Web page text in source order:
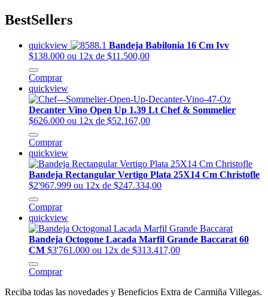
BestSellers
quickview
Bandeja Babilonia 16 Cm Ivv
$138.000 ou 12x de $11.500,00
Comprar
quickview
Decanter Vino Open Up 1.39 Lt Chef & Sommelier
$626.000 ou 12x de $52.167,00
Comprar
quickview
Bandeja Rectangular Vertigo Plata 25X14 Cm Christofle
$2'967.999 ou 12x de $247.334,00
Comprar
quickview
Bandeja Octogone Lacada Marfil Grande Baccarat 60
CM $3'761.000 ou 12x de $313.417,00
Comprar
Reciba todas las novedades y Beneficios Extra de Carmiña Villegas.